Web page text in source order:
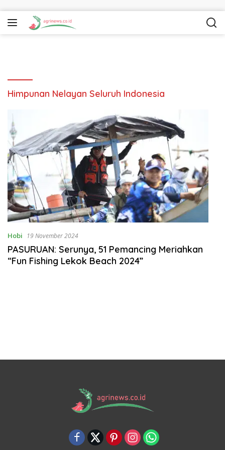
Himpunan Nelayan Seluruh Indonesia
Hobi 19 November 2024
PASURUAN: Serunya, 51 Pemancing Meriahkan
“Fun Fishing Lekok Beach 2024”